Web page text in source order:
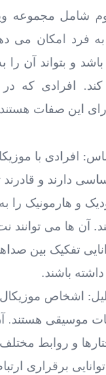
شامل مجموعه
فرد امکان می
و بتواند آن را
افرادی که در
این صفات
افرادی با
دارند و
و هارمونیک را
آن‌ ها می ‌توانند نت
تفکیک بین
باشند.
اشخاص
موسیقی هستند.
و روابط
برقراری